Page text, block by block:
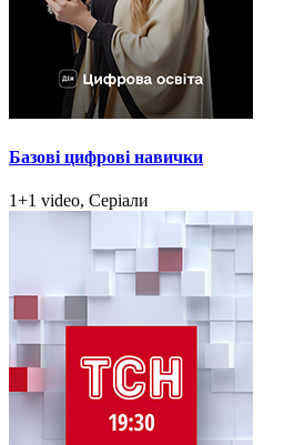
Базові цифрові навички
1+1 video, Серіали